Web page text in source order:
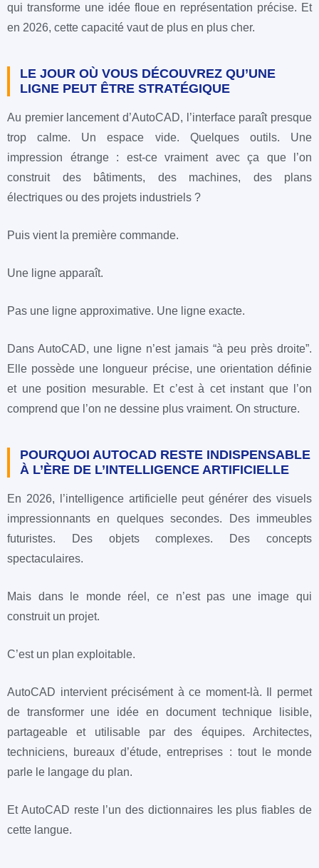
qui transforme une idée floue en représentation précise. Et
en 2026, cette capacité vaut de plus en plus cher.
LE JOUR OÙ VOUS DÉCOUVREZ QU’UNE
LIGNE PEUT ÊTRE STRATÉGIQUE
Au premier lancement d’AutoCAD, l’interface paraît presque
trop calme. Un espace vide. Quelques outils. Une
impression étrange : est-ce vraiment avec ça que l’on
construit des bâtiments, des machines, des plans
électriques ou des projets industriels ?
Puis vient la première commande.
Une ligne apparaît.
Pas une ligne approximative. Une ligne exacte.
Dans AutoCAD, une ligne n’est jamais “à peu près droite”.
Elle possède une longueur précise, une orientation définie
et une position mesurable. Et c’est à cet instant que l’on
comprend que l’on ne dessine plus vraiment. On structure.
POURQUOI AUTOCAD RESTE INDISPENSABLE
À L’ÈRE DE L’INTELLIGENCE ARTIFICIELLE
En 2026, l’intelligence artificielle peut générer des visuels
impressionnants en quelques secondes. Des immeubles
futuristes. Des objets complexes. Des concepts
spectaculaires.
Mais dans le monde réel, ce n’est pas une image qui
construit un projet.
C’est un plan exploitable.
AutoCAD intervient précisément à ce moment-là. Il permet
de transformer une idée en document technique lisible,
partageable et utilisable par des équipes. Architectes,
techniciens, bureaux d’étude, entreprises : tout le monde
parle le langage du plan.
Et AutoCAD reste l’un des dictionnaires les plus fiables de
cette langue.